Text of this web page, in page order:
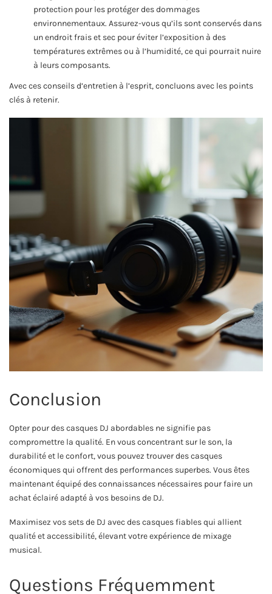
protection pour les protéger des dommages
environnementaux. Assurez-vous qu’ils sont conservés dans
un endroit frais et sec pour éviter l’exposition à des
températures extrêmes ou à l’humidité, ce qui pourrait nuire
à leurs composants.
Avec ces conseils d’entretien à l’esprit, concluons avec les points
clés à retenir.
Conclusion
Opter pour des casques DJ abordables ne signifie pas
compromettre la qualité. En vous concentrant sur le son, la
durabilité et le confort, vous pouvez trouver des casques
économiques qui offrent des performances superbes. Vous êtes
maintenant équipé des connaissances nécessaires pour faire un
achat éclairé adapté à vos besoins de DJ.
Maximisez vos sets de DJ avec des casques fiables qui allient
qualité et accessibilité, élevant votre expérience de mixage
musical.
Questions Fréquemment